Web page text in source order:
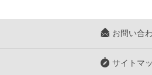
お問い合
サイトマ